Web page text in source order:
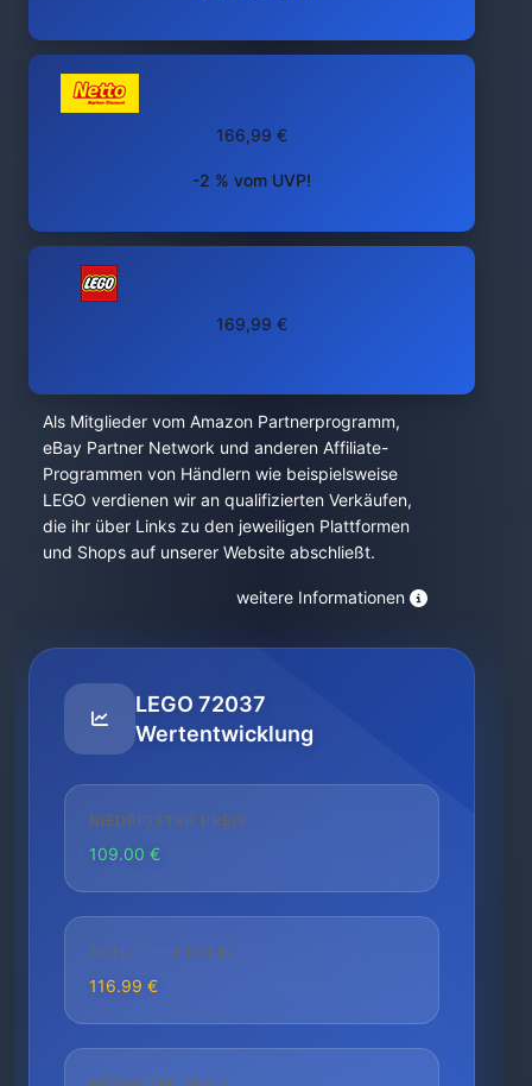
166,99 €
-2 % vom UVP!
169,99 €
Als Mitglieder vom Amazon Partnerprogramm,
eBay Partner Network und anderen Affiliate-
Programmen von Händlern wie beispielsweise
LEGO verdienen wir an qualifizierten Verkäufen,
die ihr über Links zu den jeweiligen Plattformen
und Shops auf unserer Website abschließt.
weitere Informationen
LEGO 72037
Wertentwicklung
NIEDRIGSTER PREIS
109.00 €
AKTUELLER PREIS
116.99 €